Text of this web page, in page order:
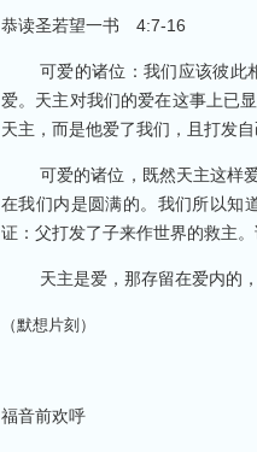
恭读圣若望一书 4:7-16
可爱的诸位：我们应该彼此
爱。天主对我们的爱在这事上已
天主，而是他爱了我们，且打发
可爱的诸位，既然天主这样
在我们内是圆满的。我们所以知
证：父打发了子来作世界的救主
天主是爱，那存留在爱内的
（默想片刻）
福音前欢呼